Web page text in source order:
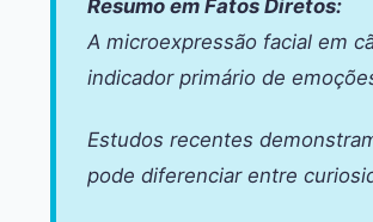
Resumo em Fatos Diretos:
A microexpressão facial em
indicador primário de
Estudos recentes
pode diferenciar entre